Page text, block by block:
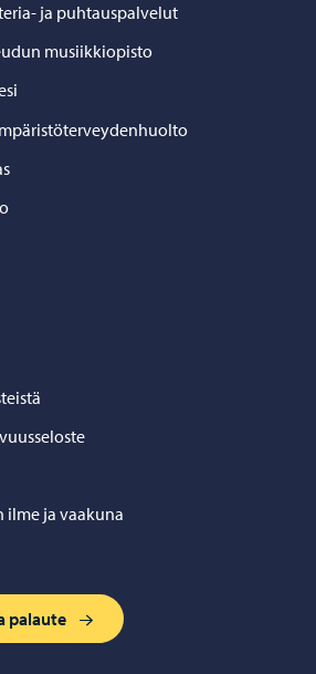
ja puhtauspalvelut
musiikkiopisto
ilme ja vaakuna
palaute